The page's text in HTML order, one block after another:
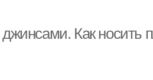
джинсами. Как носить